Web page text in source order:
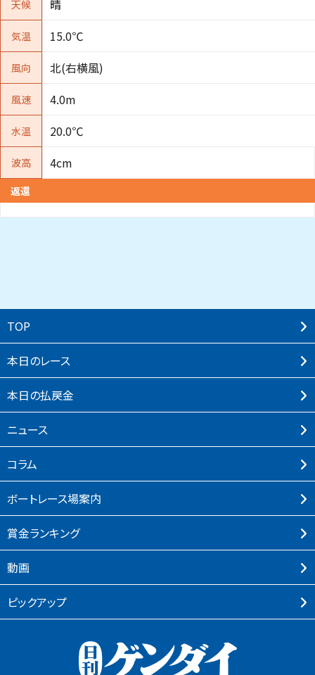
天候
晴
気温 15.0℃
風向 北(右横風)
風速 4.0m
水温 20.0℃
波高 4cm
返還
TOP
本⽇のレース
本⽇の払戻⾦
ニュース
コラム
ボートレース場案内
賞⾦ランキング
動画
ピックアップ